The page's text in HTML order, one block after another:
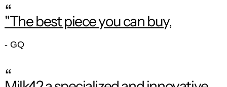
“
"The best piece you can buy,
- GQ
“